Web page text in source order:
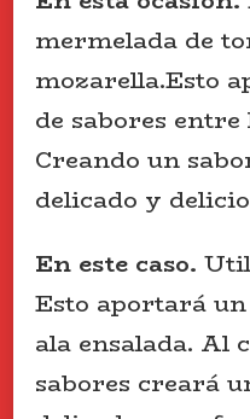
mermelada de
mozarella.Esto
de sabores
Creando un
delicado y
En este caso.
Esto aportará
ala ensalada. Al
sabores creará